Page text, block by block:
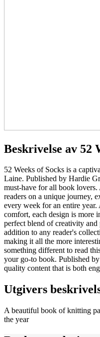
Beskrivelse av 52
52 Weeks of Socks is a
Laine. Published by Hardie
must-have for all book lovers.
readers on a unique journey,
every week for an entire
comfort, each design is more
perfect blend of creativity
addition to any reader's
making it all the more
something different to read
your go-to book. Published
quality content that is both
Utgivers
A beautiful book of knitting
the year